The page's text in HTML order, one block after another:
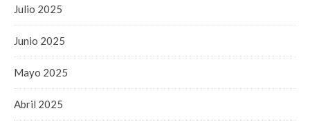
Julio 2025
Junio 2025
Mayo 2025
Abril 2025